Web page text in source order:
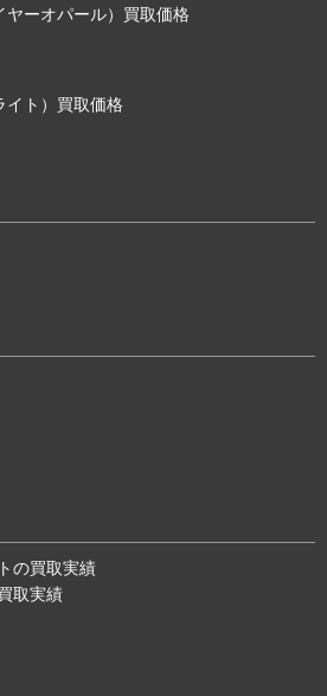
ヤーオパール）買取価格
イト）買取価格
の買取実績
取実績